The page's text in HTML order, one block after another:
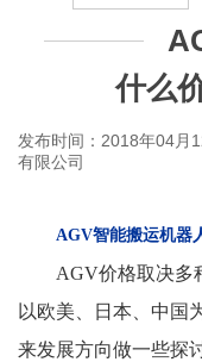
什么
发布时间：2018年04月
有限公司
AGV智能搬运机器
AGV价格取决多
以欧美、日本、中国
来发展方向做一些探